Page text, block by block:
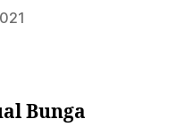
Bunga